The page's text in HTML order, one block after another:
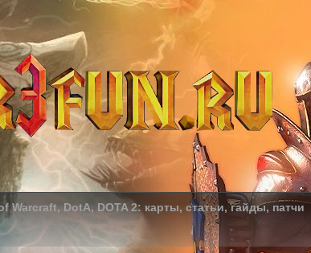
Warcraft, DotA, DOTA 2: карты, статьи, гайды, патчи